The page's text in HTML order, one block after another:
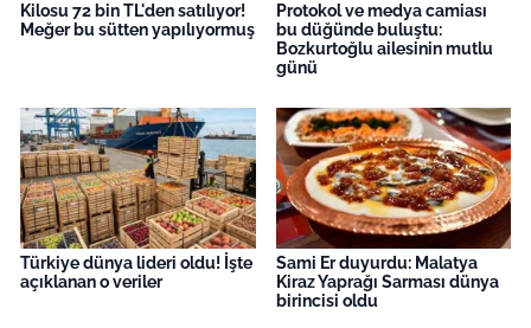
Kilosu 72 bin TL'den satılıyor!
Meğer bu sütten yapılıyormuş
Protokol ve medya camiası
bu düğünde buluştu:
Bozkurtoğlu ailesinin mutlu
günü
Türkiye dünya lideri oldu! İşte
açıklanan o veriler
Sami Er duyurdu: Malatya
Kiraz Yaprağı Sarması dünya
birincisi oldu